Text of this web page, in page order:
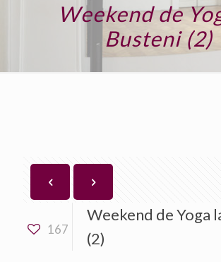
Weekend de
Busteni (2)
167
Weekend de Yoga
(2)